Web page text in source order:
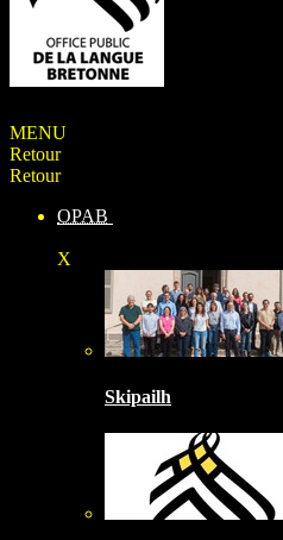
MENU
Retour
Retour
OPAB
X
Skipailh